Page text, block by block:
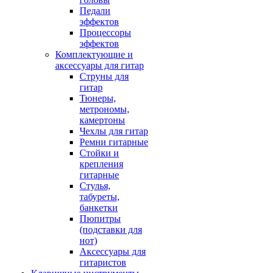
Педали
эффектов
Процессоры
эффектов
Комплектующие и
аксессуары для гитар
Струны для
гитар
Тюнеры,
метрономы,
камертоны
Чехлы для гитар
Ремни гитарные
Стойки и
крепления
гитарные
Стулья,
табуреты,
банкетки
Пюпитры
(подставки для
нот)
Аксессуары для
гитаристов